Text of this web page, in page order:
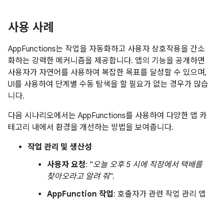
사용 사례
AppFunctions는 작업을 자동화하고 사용자 상호작용을 간소
화하는 강력한 메커니즘을 제공합니다. 앱의 기능을 공개하면
사용자가 자연어를 사용하여 복잡한 목표를 달성할 수 있으며,
UI를 사용하여 단계별 수동 탐색을 할 필요가 없는 경우가 많습
니다.
다음 시나리오에서는 AppFunctions를 사용하여 다양한 앱 카
테고리 내에서 환경을 개선하는 방법을 보여줍니다.
작업 관리 및 생산성
사용자 요청: "오늘 오후 5 시에 직장에서 택배를
찾아오라고 알려 줘".
AppFunction 작업: 호출자가 관련 작업 관리 앱